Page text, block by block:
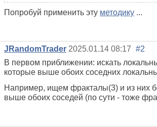
Попробуй применить эту методику ...
JRandomTrader 2025.01.14 08:17 #2
В первом приближении: искать
которые выше обоих соседних
Например, ищем фракталы(3) и из них
выше обоих соседей (по сути - тоже